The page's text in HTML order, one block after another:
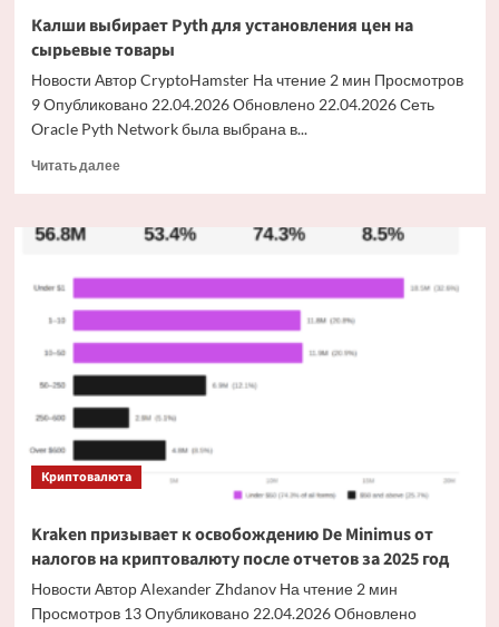
Калши выбирает Pyth для установления цен на
сырьевые товары
Новости Автор CryptoHamster На чтение 2 мин Просмотров
9 Опубликовано 22.04.2026 Обновлено 22.04.2026 Сеть
Oracle Pyth Network была выбрана в...
Читать далееПрочитать
Калши
выбирает
установления
цен
сырьевые
товары
Криптовалюта
Kraken призывает к освобождению De Minimus от
налогов на криптовалюту после отчетов за 2025 год
Новости Автор Alexander Zhdanov На чтение 2 мин
Просмотров 13 Опубликовано 22.04.2026 Обновлено